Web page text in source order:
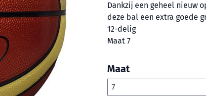
Dankzij een geheel nieuw
deze bal een extra goede
12-delig
Maat 7
Maat